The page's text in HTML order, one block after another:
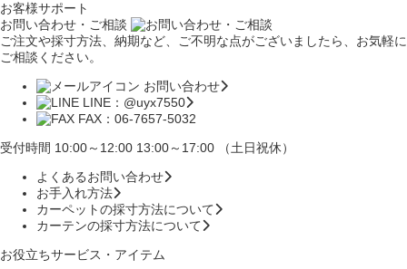
お客様サポート
お問い合わせ・ご相談
ご注文や採寸方法、納期など、ご不明な点がございましたら、お気軽に
ご相談ください。
お問い合わせ
LINE：@uyx7550
FAX：06-7657-5032
受付時間 10:00～12:00 13:00～17:00 （土日祝休）
よくあるお問い合わせ
お手入れ方法
カーペットの採寸方法について
カーテンの採寸方法について
お役立ちサービス・アイテム